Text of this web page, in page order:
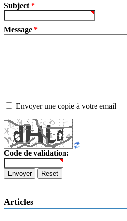
Subject *
Message *
Envoyer une copie à votre email
Code de validation:
Envoyer Reset
Articles